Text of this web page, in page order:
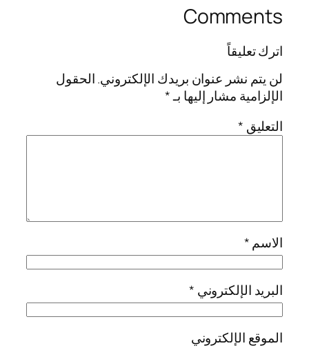
Comments
اترك تعليقاً
لن يتم نشر عنوان بريدك الإلكتروني.الحقول
الإلزامية مشار إليها بـ*
التعليق *
الاسم*
البريد الإلكتروني *
الموقع الإلكتروني